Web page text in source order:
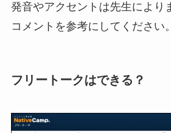
発音やアクセントは先生により
コメントを参考にしてください。
フリートークはできる？